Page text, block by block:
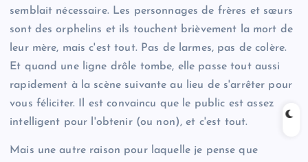
semblait nécessaire. Les personnages de frères et sœurs
sont des orphelins et ils touchent brièvement la mort de
leur mère, mais c'est tout. Pas de larmes, pas de colère.
Et quand une ligne drôle tombe, elle passe tout aussi
rapidement à la scène suivante au lieu de s'arrêter pour
vous féliciter. Il est convaincu que le public est assez
intelligent pour l'obtenir (ou non), et c'est tout.
Mais une autre raison pour laquelle je pense que